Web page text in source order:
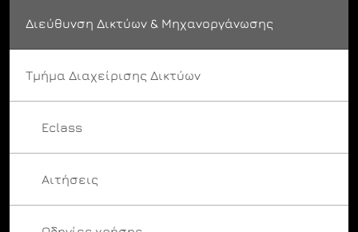
Διεύθυνση Δικτύων & Μηχανοργάνωσης
Τμήμα Διαχείρισης Δικτύων
Eclass
Αιτήσεις